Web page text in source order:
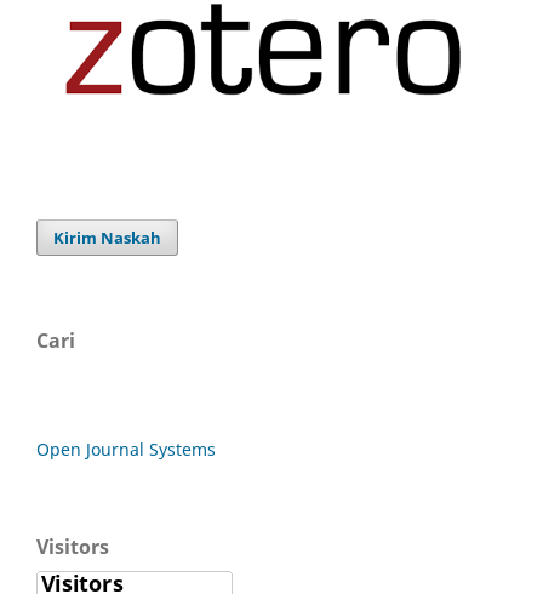
Kirim Naskah
Cari
Open Journal Systems
Visitors